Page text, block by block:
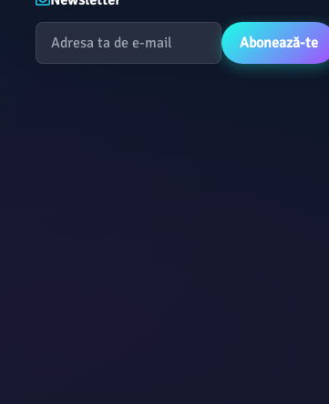
Abonează-te